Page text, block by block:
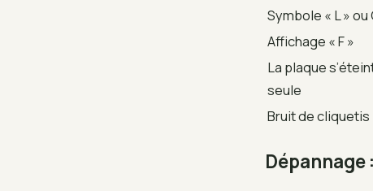
Symbole « L » ou
Affichage « F »
La plaque
seule
Bruit de cliquetis
Dépannage